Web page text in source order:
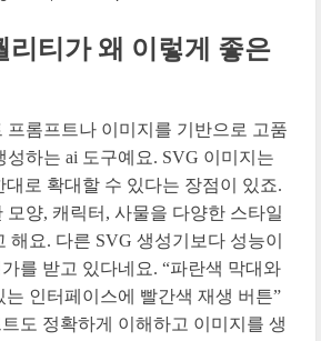
리티가 왜 이렇게 좋은
프롬프트나 이미지를 기반으로 고품
성하는 ai 도구예요. SVG 이미지는
대로 확대할 수 있다는 장점이 있죠.
모양, 캐릭터, 사물을 다양한 스타일
해요. 다른 SVG 생성기보다 성능이
를 받고 있다네요. “파란색 막대와
는 인터페이스에 빨간색 재생 버튼”
도 정확하게 이해하고 이미지를 생